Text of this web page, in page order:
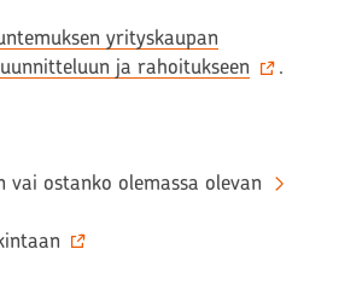
yrityskaupan
ja rahoitukseen
.
vai ostanko olemassa olevan